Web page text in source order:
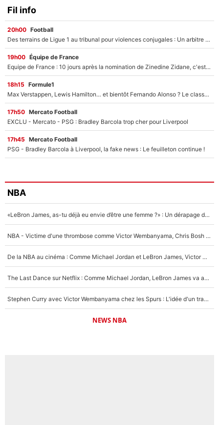
Fil info
20h00 Football
Des terrains de Ligue 1 au tribunal pour violences conjugales : Un arbitre français encourt une peine de 18 mois de prison !
19h00 Équipe de France
Equipe de France : 10 jours après la nomination de Zinedine Zidane, c'est au tour de son fils de prendre un nouveau départ !
18h15 Formule1
Max Verstappen, Lewis Hamilton… et bientôt Fernando Alonso ? Le classement des pilotes les mieux payés en Formule 1 risque de changer !
17h50 Mercato Football
EXCLU - Mercato - PSG : Bradley Barcola trop cher pour Liverpool
17h45 Mercato Football
PSG - Bradley Barcola à Liverpool, la fake news : Le feuilleton continue !
NBA
«LeBron James, as-tu déjà eu envie d’être une femme ?» : Un dérapage de Donald Trump sur la superstar de la NBA refait surface
NBA - Victime d'une thrombose comme Victor Wembanyama, Chris Bosh prévient le Français des risques sur sa santé : «J’ai failli mourir sur le coup et j’ai été ramené à la vie»
De la NBA au cinéma : Comme Michael Jordan et LeBron James, Victor Wembanyama rêve d'une carrière d'acteur !
The Last Dance sur Netflix : Comme Michael Jordan, LeBron James va avoir le droit à sa série !
Stephen Curry avec Victor Wembanyama chez les Spurs : L'idée d'un trade historique est lancée en NBA !
NEWS NBA